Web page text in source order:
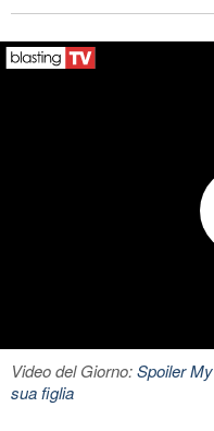
Video del Giorno:Spoiler
sua figlia